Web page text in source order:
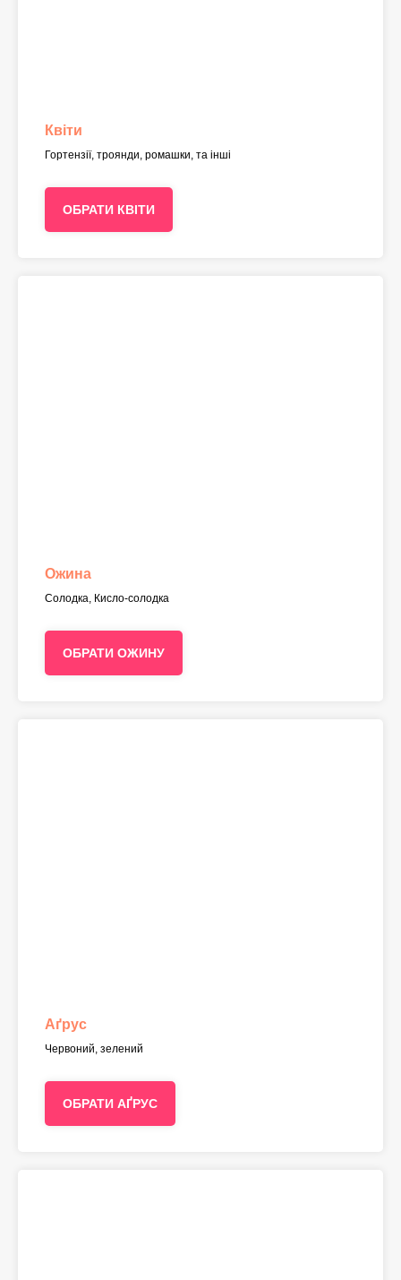
Квіти
Гортензії, троянди, ромашки, та інші
ОБРАТИ КВІТИ
Ожина
Солодка, Кисло-солодка
ОБРАТИ ОЖИНУ
Аґрус
Червоний, зелений
ОБРАТИ АҐРУС